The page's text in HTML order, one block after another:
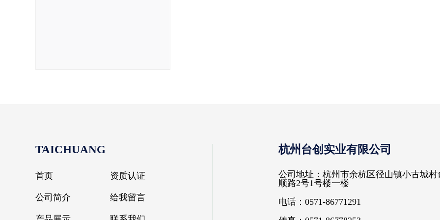
TAICHUANG
首页
公司简介
资质认证
给我留言
杭州台创实业有限公司
公司地址：杭州市余杭区径山镇小古城村
顺路2号1号楼一楼
电话：0571-86771291